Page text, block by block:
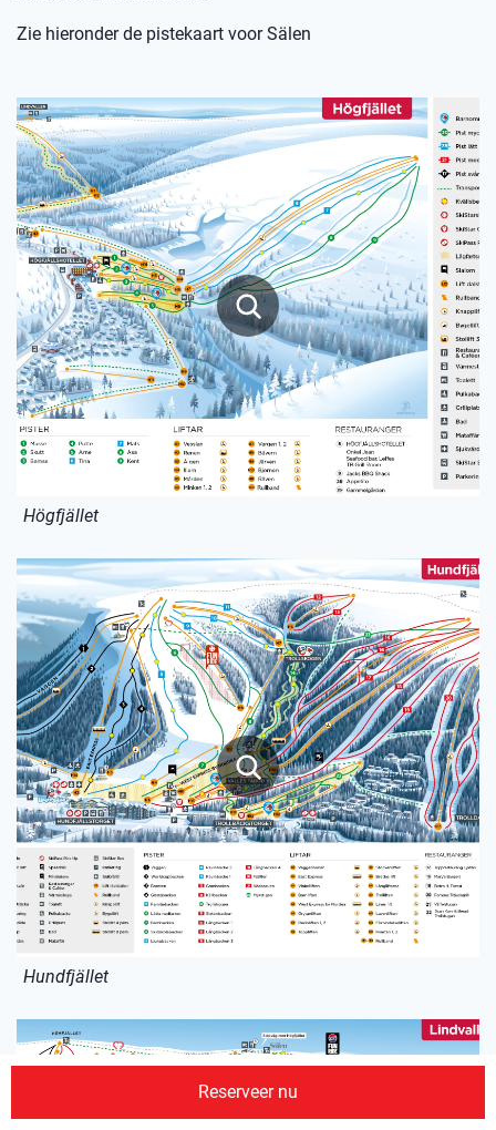
Zie hieronder de pistekaart voor Sälen
Högfjället
Hundfjället
Reserveer nu